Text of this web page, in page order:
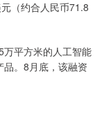
（约合人民币71.8
平方米的人工智能
。8月底，该融资